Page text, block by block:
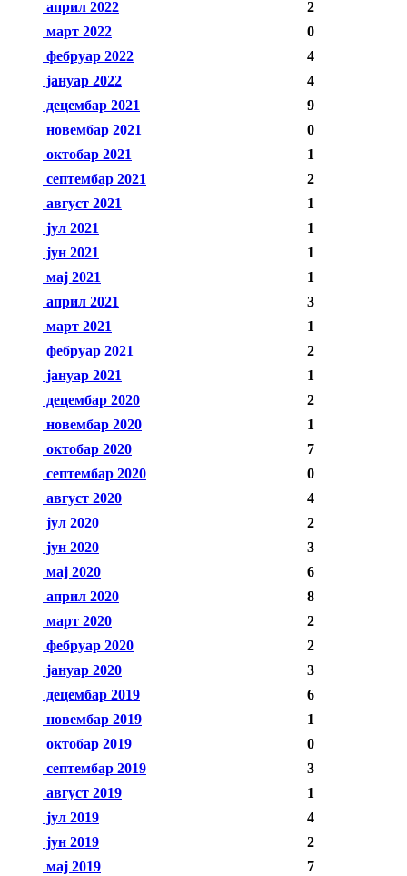
април 2022
2
март 2022
0
фебруар 2022
4
јануар 2022
4
децембар 2021
9
новембар 2021
0
октобар 2021
1
септембар 2021
2
август 2021
1
јул 2021
1
јун 2021
1
мај 2021
1
април 2021
3
март 2021
1
фебруар 2021
2
јануар 2021
1
децембар 2020
2
новембар 2020
1
октобар 2020
7
септембар 2020
0
август 2020
4
јул 2020
2
јун 2020
3
мај 2020
6
април 2020
8
март 2020
2
фебруар 2020
2
јануар 2020
3
децембар 2019
6
новембар 2019
1
октобар 2019
0
септембар 2019
3
август 2019
1
јул 2019
4
јун 2019
2
мај 2019
7